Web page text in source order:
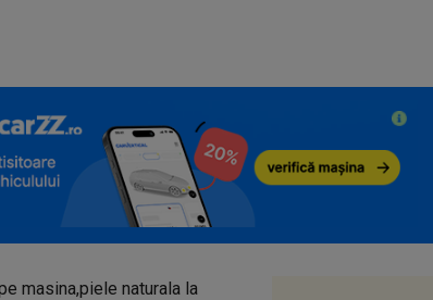
masina,piele naturala la